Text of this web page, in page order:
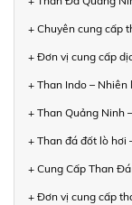
+ Chuyên cung cấp
+ Đơn vị cung cấp
+ Than Indo –
+ Than Quảng Ninh
+ Than đá đốt lò hơi
+ Cung Cấp Than
+ Đơn vị cung cấp